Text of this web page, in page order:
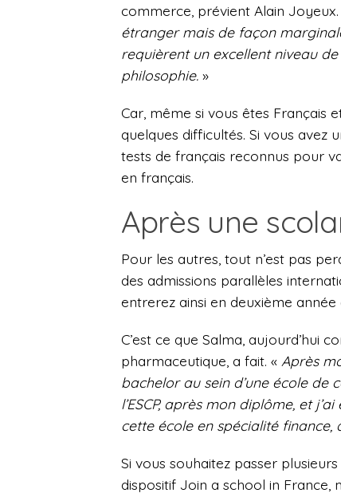
commerce, prévient Alain Joyeux.
étranger mais de façon
requièrent un excellent niveau
philosophie. »
Car, même si vous êtes Français
quelques difficultés. Si vous avez
tests de français reconnus pour
en français.
Après une
Pour les autres, tout n’est pas
des admissions parallèles
entrerez ainsi en deuxième
C’est ce que Salma, aujourd’hui
pharmaceutique, a fait. « Après
bachelor au sein d’une école de
l’ESCP, après mon diplôme, et
cette école en spécialité finance,
Si vous souhaitez passer
dispositif Join a school in France,